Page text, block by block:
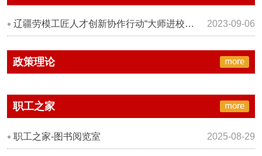
辽疆劳模工匠人才创新协作行动“大师进校园”活动在学院举办 2023-09-06
政策理论
职工之家
职工之家-图书阅览室 2025-08-29